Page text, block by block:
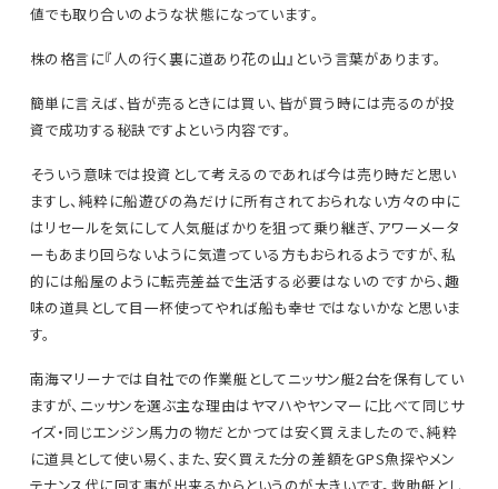
値でも取り合いのような状態になっています。
株の格言に『人の行く裏に道あり花の山』という言葉があります。
簡単に言えば、皆が売るときには買い、皆が買う時には売るのが投
資で成功する秘訣ですよという内容です。
そういう意味では投資として考えるのであれば今は売り時だと思い
ますし、純粋に船遊びの為だけに所有されておられない方々の中に
はリセールを気にして人気艇ばかりを狙って乗り継ぎ、アワーメータ
ーもあまり回らないように気遣っている方もおられるようですが、私
的には船屋のように転売差益で生活する必要はないのですから、趣
味の道具として目一杯使ってやれば船も幸せではないかなと思いま
す。
南海マリーナでは自社での作業艇としてニッサン艇2台を保有してい
ますが、ニッサンを選ぶ主な理由はヤマハやヤンマーに比べて同じサ
イズ・同じエンジン馬力の物だとかつては安く買えましたので、純粋
に道具として使い易く、また、安く買えた分の差額をGPS魚探やメン
テナンス代に回す事が出来るからというのが大きいです。救助艇とし